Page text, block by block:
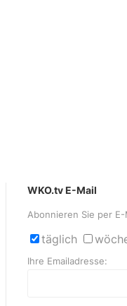
WKO.tv E-Mail
Abonnieren Sie per
täglich
Ihre Emailadresse: